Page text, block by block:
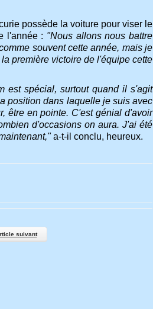
possède la voiture pour viser le
l'année : "Nous allons nous battre
souvent cette année, mais je
première victoire de l'équipe cette
est spécial, surtout quand il s'agit
position dans laquelle je suis avec
être en pointe. C'est génial d'avoir
d'occasions on aura. J'ai été
a-t-il conclu, heureux.
suivant